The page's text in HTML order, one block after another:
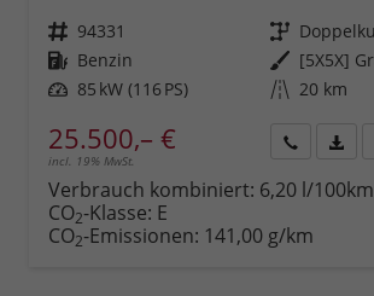
Fahrzeugnr. 94331 Getriebe
Kraftstoff Benzin Außenfarbe
Leistung 85 kW (116 PS) Kilometerstand 20 km
25.500,– €
incl. 19% MwSt.
anfordern
Datei,
Verbrauch kombiniert: 6,20 l/100km
CO2-Klasse: E
CO2-Emissionen: 141,00 g/km